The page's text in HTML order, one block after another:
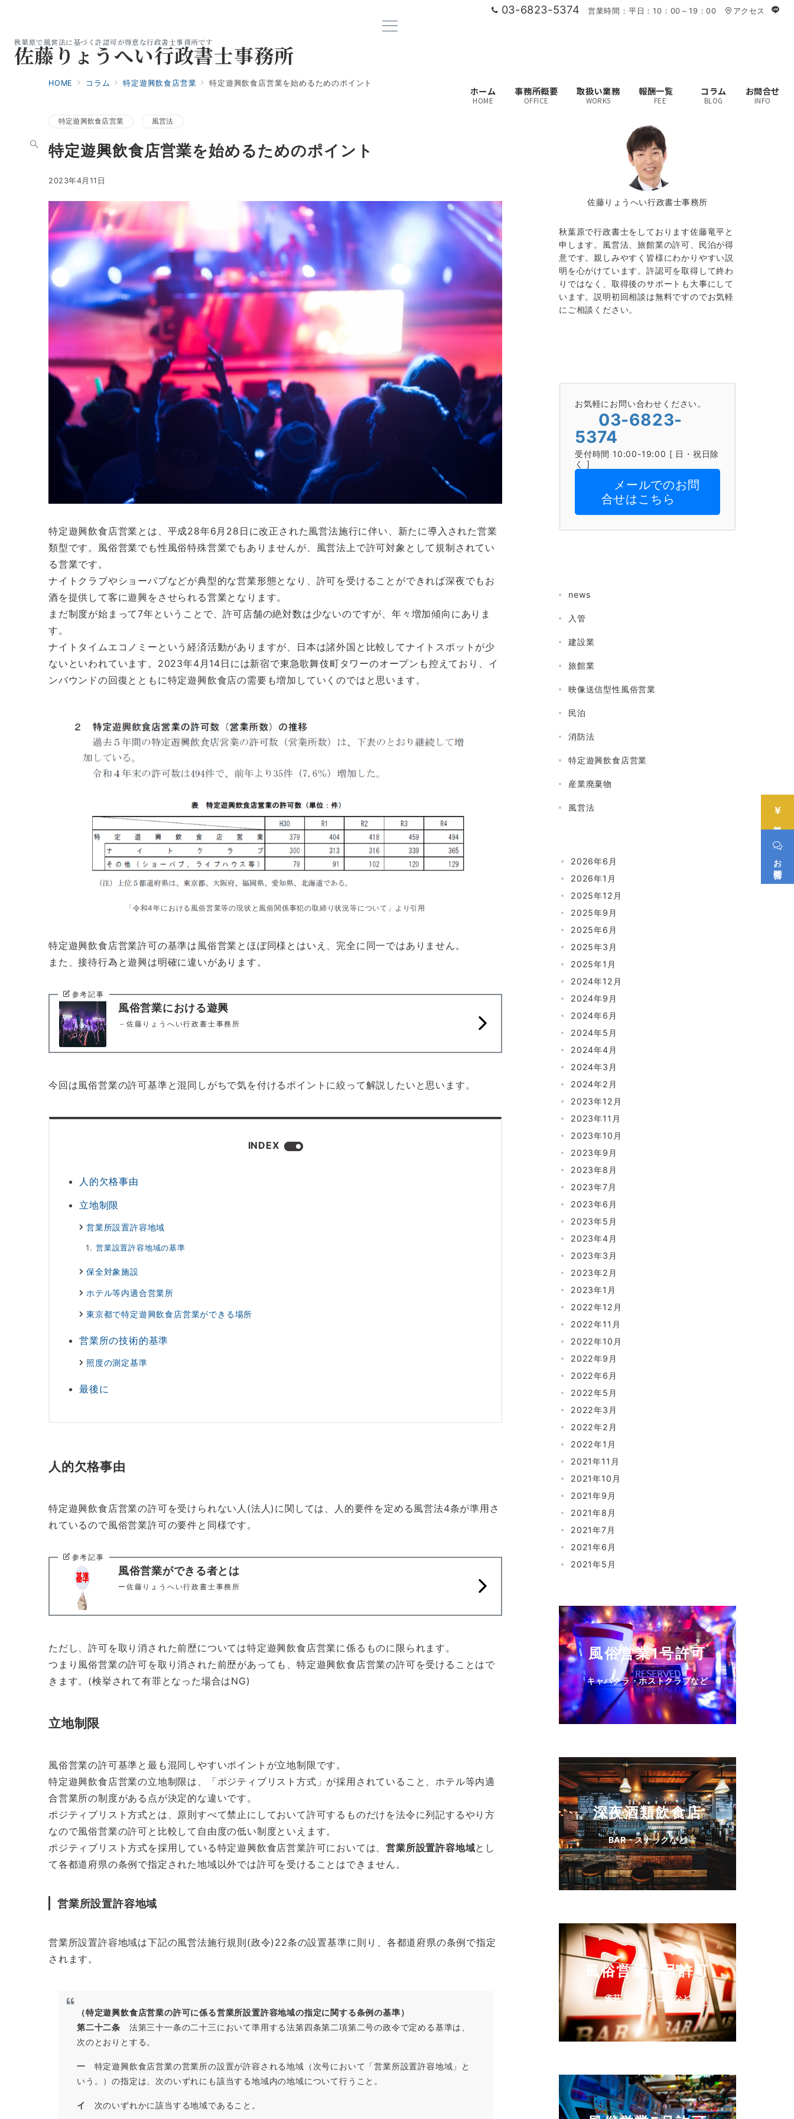
03-6823-5374 営業時間：平日：10：00～19：00 アクセス
秋葉原で風営法に基づく許認可が得意な行政書士事務所です
佐藤りょうへい行政書士事務所
ホーム
HOME
事務所概要
OFFICE
取扱い業務
WORKS
報酬一覧
FEE
コラム
BLOG
お問合せ
INFO
HOME コラム 特定遊興飲食店営業 特定遊興飲食店営業を始めるためのポイント
特定遊興飲食店営業 風営法
特定遊興飲食店営業を始めるためのポイント
2023年4月11日
特定遊興飲食店営業とは、平成28年6月28日に改正された風営法施行に伴い、新たに導入された営業
類型です。風俗営業でも性風俗特殊営業でもありませんが、風営法上で許可対象として規制されてい
る営業です。
ナイトクラブやショーパブなどが典型的な営業形態となり、許可を受けることができれば深夜でもお
酒を提供して客に遊興をさせられる営業となります。
まだ制度が始まって7年ということで、許可店舗の絶対数は少ないのですが、年々増加傾向にありま
す。
ナイトタイムエコノミーという経済活動がありますが、日本は諸外国と比較してナイトスポットが少
ないといわれています。2023年4月14日には新宿で東急歌舞伎町タワーのオープンも控えており、イ
ンバウンドの回復とともに特定遊興飲食店の需要も増加していくのではと思います。
「令和4年における風俗営業等の現状と風俗関係事犯の取締り状況等について」より引用
特定遊興飲食店営業許可の基準は風俗営業とほぼ同様とはいえ、完全に同一ではありません。
また、接待行為と遊興は明確に違いがあります。
参考記事
風俗営業における遊興
－佐藤りょうへい行政書士事務所
今回は風俗営業の許可基準と混同しがちで気を付けるポイントに絞って解説したいと思います。
INDEX
人的欠格事由
立地制限
営業所設置許容地域
営業設置許容地域の基準
保全対象施設
ホテル等内適合営業所
東京都で特定遊興飲食店営業ができる場所
営業所の技術的基準
照度の測定基準
最後に
人的欠格事由
特定遊興飲食店営業の許可を受けられない人(法人)に関しては、人的要件を定める風営法4条が準用さ
れているので風俗営業許可の要件と同様です。
参考記事
風俗営業ができる者とは
ー佐藤りょうへい行政書士事務所
ただし、許可を取り消された前歴については特定遊興飲食店営業に係るものに限られます。
つまり風俗営業の許可を取り消された前歴があっても、特定遊興飲食店営業の許可を受けることはで
きます。(検挙されて有罪となった場合はNG)
立地制限
風俗営業の許可基準と最も混同しやすいポイントが立地制限です。
特定遊興飲食店営業の立地制限は、「ポジティブリスト方式」が採用されていること、ホテル等内適
合営業所の制度がある点が決定的な違いです。
ポジティブリスト方式とは、原則すべて禁止にしておいて許可するものだけを法令に列記するやり方
なので風俗営業の許可と比較して自由度の低い制度といえます。
ポジティブリスト方式を採用している特定遊興飲食店営業許可においては、営業所設置許容地域とし
て各都道府県の条例で指定された地域以外では許可を受けることはできません。
営業所設置許容地域
営業所設置許容地域は下記の風営法施行規則(政令)22条の設置基準に則り、各都道府県の条例で指定
されます。
（特定遊興飲食店営業の許可に係る営業所設置許容地域の指定に関する条例の基準）
第二十二条 法第三十一条の二十三において準用する法第四条第二項第二号の政令で定める基準は、
次のとおりとする。
一 特定遊興飲食店営業の営業所の設置が許容される地域（次号において「営業所設置許容地域」と
いう。）の指定は、次のいずれにも該当する地域内の地域について行うこと。
イ 次のいずれかに該当する地域であること。
佐藤りょうへい行政書士事務所
秋葉原で行政書士をしております佐藤竜平と
申します。風営法、旅館業の許可、民泊が得
意です。親しみやすく皆様にわかりやすい説
明を心がけています。許認可を取得して終わ
りではなく、取得後のサポートも大事にして
います。説明初回相談は無料ですのでお気軽
にご相談ください。
お気軽にお問い合わせください。
03-6823-
5374
受付時間 10:00-19:00 [ 日・祝日除
く ]
メールでのお問
合せはこちら
news
入管
建設業
旅館業
映像送信型性風俗営業
民泊
消防法
特定遊興飲食店営業
産業廃棄物
風営法
2026年6月
2026年1月
2025年12月
2025年9月
2025年6月
2025年3月
2025年1月
2024年12月
2024年9月
2024年6月
2024年5月
2024年4月
2024年3月
2024年2月
2023年12月
2023年11月
2023年10月
2023年9月
2023年8月
2023年7月
2023年6月
2023年5月
2023年4月
2023年3月
2023年2月
2023年1月
2022年12月
2022年11月
2022年10月
2022年9月
2022年6月
2022年5月
2022年3月
2022年2月
2022年1月
2021年11月
2021年10月
2021年9月
2021年8月
2021年7月
2021年6月
2021年5月
風俗営業1号許可
キャバクラ・ホストクラブなど
深夜酒類飲食店
BAR・スナックなど
風俗営業４号許可
雀荘・パチンコ店など
お問合せ